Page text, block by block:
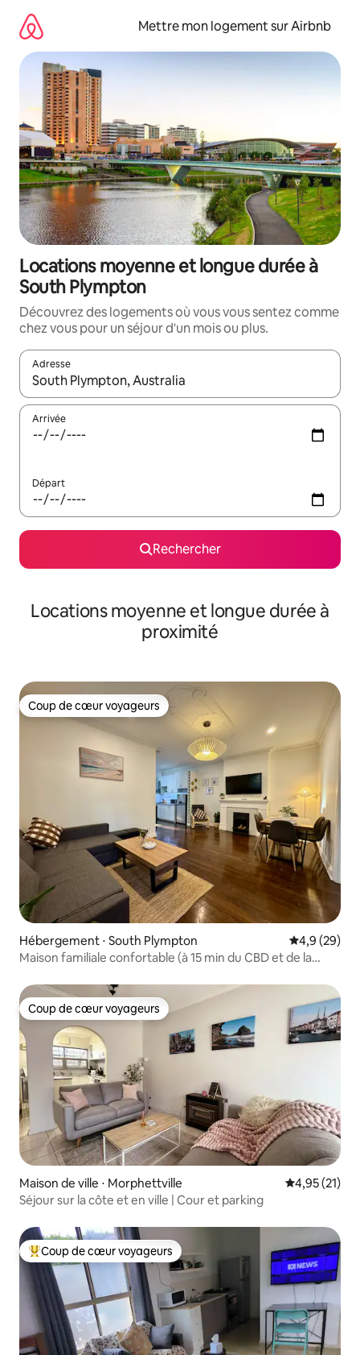
directement
contenu
Mettre mon logement sur Airbnb
Locations moyenne et longue durée à
South Plympton
Découvrez des logements où vous vous sentez comme
chez vous pour un séjour d'un mois ou plus.
Adresse
Lorsque les résultats s'affichent, utilisez les flèches vers le
Arrivée
Départ
Rechercher
Locations moyenne et longue durée à
proximité
Coup de cœur voyageurs
Coup de cœur voyageurs
Hébergement ⋅ South Plympton Évaluation
4,9 (29)
Maison familiale confortable (à 15 min du CBD et de la
Coup de cœur voyageurs
Coup de cœur voyageurs
Maison de ville ⋅ Morphettville Évaluation
4,95 (21)
Séjour sur la côte et en ville | Cour et parking
Coups de cœur voyageurs les plus appréciés
Coup de cœur voyageurs